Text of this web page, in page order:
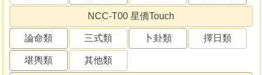
NCC-T00 星僑Touch
論命類 三式類 卜卦類 擇日類
堪輿類 其他類